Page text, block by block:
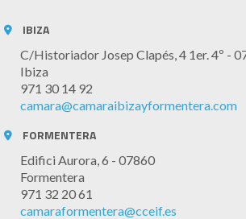
IBIZA
C/Historiador Josep Clapés, 4 1er. 4º -
Ibiza
971 30 14 92
camara@camaraibizayformentera.com
FORMENTERA
Edifici Aurora, 6 - 07860
Formentera
971 32 20 61
camaraformentera@cceif.es